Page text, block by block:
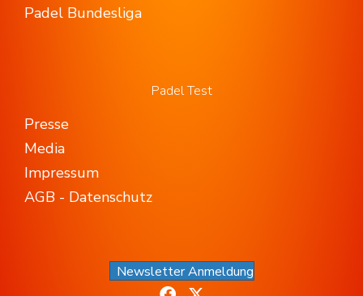
Padel Bundesliga
Padel Test
Presse
Media
Impressum
AGB - Datenschutz
Newsletter Anmeldung